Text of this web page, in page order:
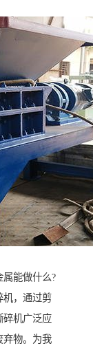
能做什么?
机，通过剪
碎机广泛应
弃物。为我